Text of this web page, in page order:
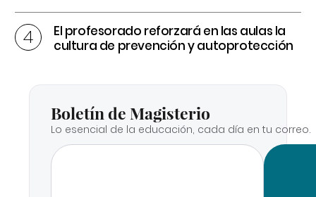
El profesorado reforzará en las aulas la
cultura de prevención y autoprotección
Boletín de Magisterio
Lo esencial de la educación, cada día en tu correo.